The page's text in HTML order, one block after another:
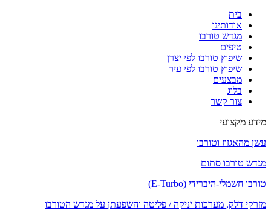
בית
אודותינו
מגדש טורבו
טיפים
שיפוץ טורבו לפי יצרן
שיפוץ טורבו לפי עיר
מבצעים
בלוג
צור קשר
מידע מקצועי
עשן מהאגזוז וטורבו
מגדש טורבו סתום
טורבו חשמלי-היברידי (E-Turbo)
מזרקי דלק, מערכות יניקה / פליטה והשפעתן על מגדש הטורבו